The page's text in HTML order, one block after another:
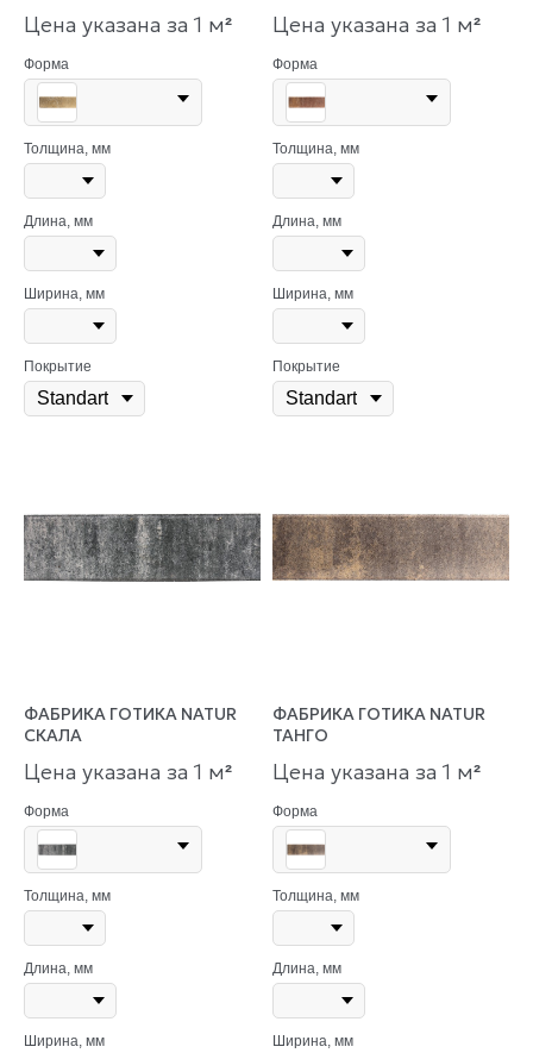
Цена указана за 1 м²
Форма
Толщина, мм
Длина, мм
Ширина, мм
Покрытие
Цена указана за 1 м²
Форма
Толщина, мм
Длина, мм
Ширина, мм
Покрытие
ФАБРИКА ГОТИКА NATUR
СКАЛА
Цена указана за 1 м²
Форма
Толщина, мм
Длина, мм
Ширина, мм
ФАБРИКА ГОТИКА NATUR
ТАНГО
Цена указана за 1 м²
Форма
Толщина, мм
Длина, мм
Ширина, мм